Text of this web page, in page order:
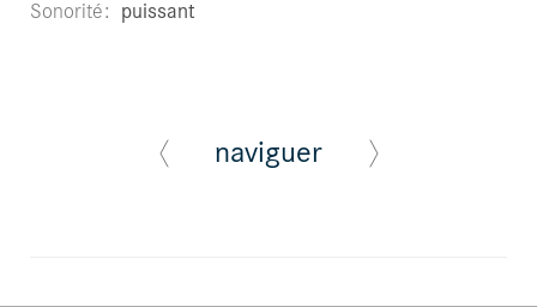
Sonorité puissant
naviguer